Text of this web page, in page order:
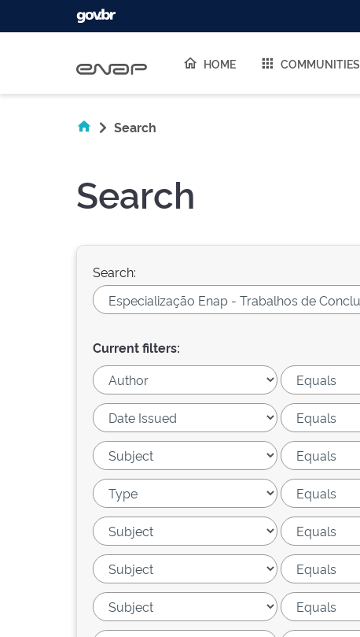
HOME COMMUNITIES
Search
Search
Search:
Current filters: